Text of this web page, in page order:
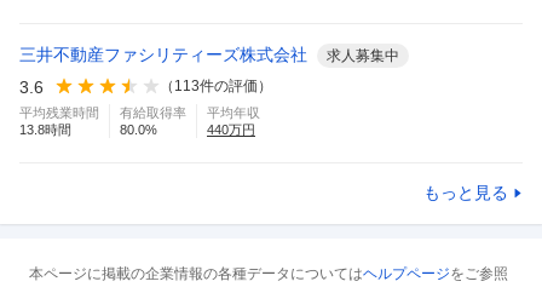
三井不動産ファシリティーズ株式会社 求人募集中
3.6 （ 113件の評価）
平均残業時間
13.8時間
有給取得率
80.0%
平均年収
440万円
もっと見る
本ページに掲載の企業情報の各種データについてはヘルプページをご参照